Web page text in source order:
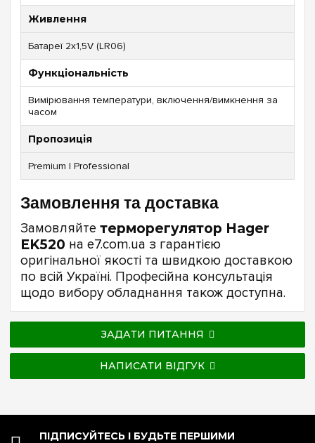
Живлення
Батареї 2х1,5V (LR06)
Функціональність
Вимірювання температури, включення/вимкнення за
часом
Пропозиція
Premium | Professional
Замовлення та доставка
Замовляйте терморегулятор Hager
EK520 на e7.com.ua з гарантією
оригінальної якості та швидкою доставкою
по всій Україні. Професійна консультація
щодо вибору обладнання також доступна.
ЗАДАТИ ПИТАННЯ
НАПИСАТИ ВІДГУК
ПІДПИСУЙТЕСЬ І БУДЬТЕ ПЕРШИМИ